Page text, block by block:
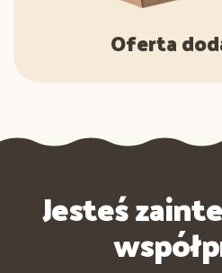
Oferta
Jesteś